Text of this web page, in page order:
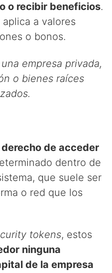
o recibir beneficios.
a valores
o bonos.
empresa privada,
o bienes raíces
derecho de acceder
dentro de
que suele ser
o red que los
tokens, estos
ninguna
de la empresa